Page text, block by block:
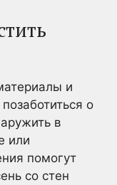
и
о
в
или
помогут
со стен